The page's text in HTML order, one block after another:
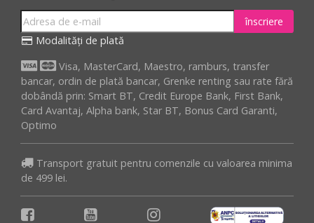
înscriere
Modalități de plată
Visa, MasterCard, Maestro, ramburs, transfer
bancar, ordin de plată bancar, Grenke renting sau rate fără
dobândă prin: Smart BT, Credit Europe Bank, First Bank,
Card Avantaj, Alpha bank, Star BT, Bonus Card Garanti,
Optimo
Transport gratuit pentru comenzile cu valoarea minima
de 499 lei.